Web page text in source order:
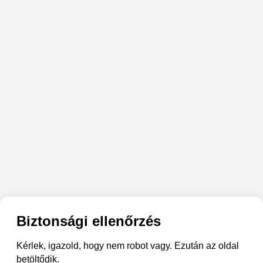
Biztonsági ellenőrzés
Kérlek, igazold, hogy nem robot vagy. Ezután az oldal
betöltődik.